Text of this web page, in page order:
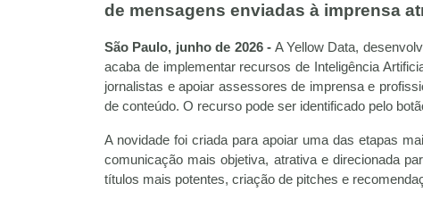
de mensagens enviadas à imprensa
São Paulo, junho de 2026 - A Yellow Data,
acaba de implementar recursos de Inteligência
jornalistas e apoiar assessores de imprensa e
de conteúdo. O recurso pode ser identificado pelo
A novidade foi criada para apoiar uma das etapas
comunicação mais objetiva, atrativa e direcionada
títulos mais potentes, criação de pitches e